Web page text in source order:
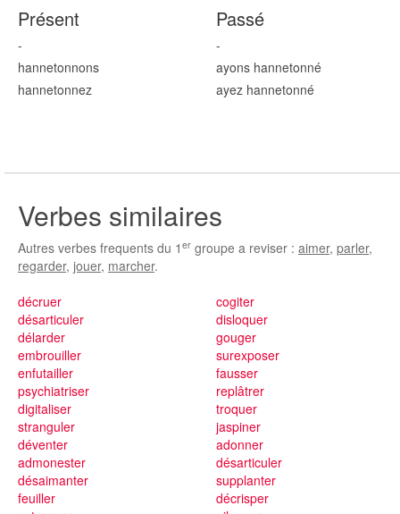
Présent
-
hannetonnons
hannetonnez
Passé
-
ayons hannetonné
ayez hannetonné
Verbes similaires
Autres verbes frequents du 1 er groupe a reviser : aimer, parler,
regarder, jouer, marcher.
décruer
désarticuler
délarder
embrouiller
enfutailler
psychiatriser
digitaliser
stranguler
déventer
cogiter
disloquer
gouger
surexposer
fausser
replâtrer
troquer
jaspiner
adonner
admonester
désaimanter
feuiller
désarticuler
supplanter
décrisper